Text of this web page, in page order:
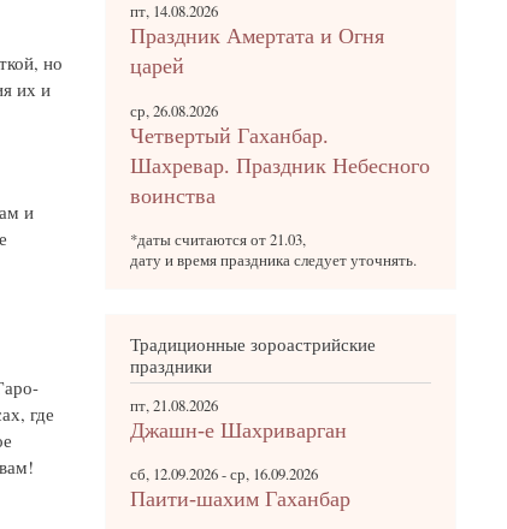
но
их и
и
где
пт, 14.08.2026
Праздник Амертата и Огня
царей
ср, 26.08.2026
Четвертый Гаханбар.
Шахревар. Праздник Небесного
воинства
*даты считаются от 21.03,
дату и время праздника следует уточнять.
Традиционные зороастрийские
праздники
пт, 21.08.2026
Джашн-е Шахриварган
сб, 12.09.2026-ср, 16.09.2026
Паити-шахим Гаханбар